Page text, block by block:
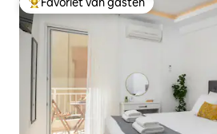
Topfavoriet van gasten